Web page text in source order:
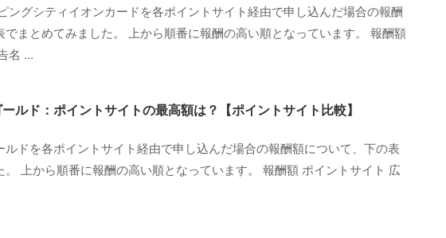
ングシティイオンカードを各ポイントサイト経由で申し込んだ場合の報酬
でまとめてみました。 上から順番に報酬の高い順となっています。 報酬額
名 ...
ルド：ポイントサイトの最高額は？【ポイントサイト比較】
ドを各ポイントサイト経由で申し込んだ場合の報酬額について、下の表
。 上から順番に報酬の高い順となっています。 報酬額 ポイントサイト 広